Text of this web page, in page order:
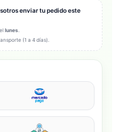
enviar tu pedido este
lunes
(1 a 4 días).